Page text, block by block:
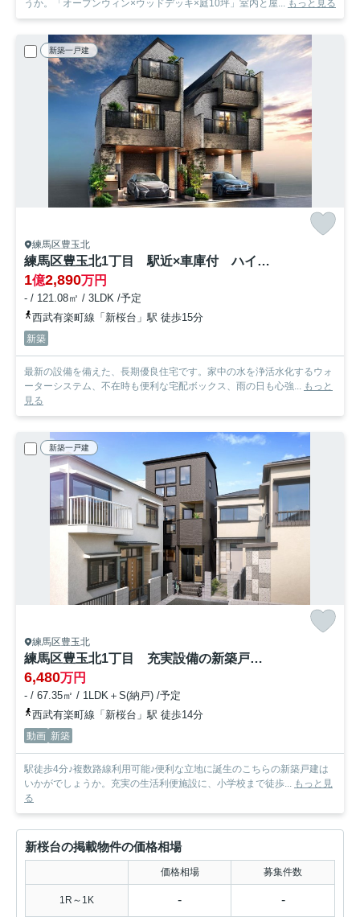
うか。「オープンウィン×ウッドデッキ×庭10坪」室内と屋... もっと見る
新築一戸建
練馬区豊玉北
練馬区豊玉北1丁目 駅近×車庫付 ハイグレード住宅
1億2,890万円
- / 121.08㎡ / 3LDK /予定
西武有楽町線「新桜台」駅 徒歩15分
新築
最新の設備を備えた、長期優良住宅です。家中の水を浄活水化するウォ
ーターシステム、不在時も便利な宅配ボックス、雨の日も心強... もっと
見る
新築一戸建
練馬区豊玉北
練馬区豊玉北1丁目 充実設備の新築戸建 限定1棟
6,480万円
- / 67.35㎡ / 1LDK＋S(納戸) /予定
西武有楽町線「新桜台」駅 徒歩14分
動画 新築
駅徒歩4分♪複数路線利用可能♪便利な立地に誕生のこちらの新築戸建は
いかがでしょうか。充実の生活利便施設に、小学校まで徒歩... もっと見
る
新桜台の掲載物件の価格相場
価格相場 募集件数
1R～1K - -